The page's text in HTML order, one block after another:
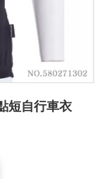
短自行車衣